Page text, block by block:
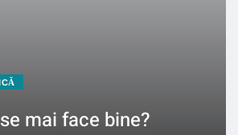
mai face bine?